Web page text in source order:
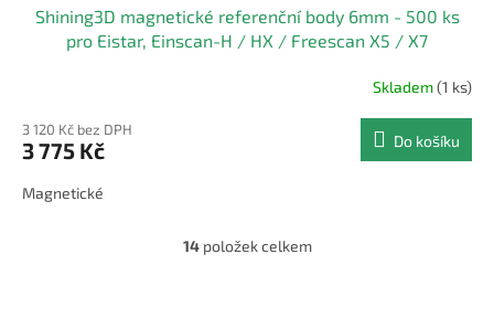
Shining3D magnetické referenční body 6mm - 500 ks
pro Eistar, Einscan-H / HX / Freescan X5 / X7
Skladem(1 ks)
3 120 Kč bez DPH
3 775 Kč Do košíku
Magnetické
O
14položek celkem